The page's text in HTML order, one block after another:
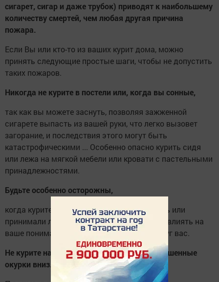
сигарет, сигар и даже трубок) приводят к наибольшему
количеству смертей, чем любая другая причина
пожара.
Если Вы или кто-то из ваших курит дома, можно
принять следующие простые шаги, чтобы не допустить
таких пожаров.
Никогда не курите в постели или, когда вы сонные,
так как вы можете заснуть, позволяя зажженной
сигарете выпасть из вашей руки, что легко вызовет
загорание, и последствия этого могут быть
катастрофическими ... Особенно опасно курить сидя
или лежа на мягкой мебели или кровати с пастельными
принадлежностями.
Будьте особенно осторожны,
когда курите, если вы употребляли алкоголь или
принимали лекарства, так как это может повлиять на
ваше понимание того, что происходит вокруг вас.
Не курите на балконах и не бросайте непотушенные
окурки вниз.